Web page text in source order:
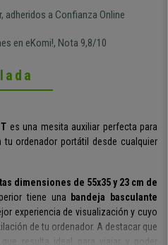
adheridos a Confianza Online
en eKomi!, Nota 9,8/10
es una mesita auxiliar perfecta para
ordenador portátil desde cualquier
dimensiones de 55x35 y 23 cm de
tiene una
bandeja basculante
experiencia de visualización y cuyo
de tu ordenador. A destacar que
que resulta ideal para viajar y poder